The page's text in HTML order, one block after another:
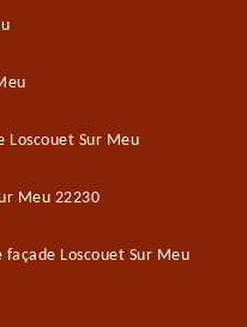
Loscouet Sur Meu
Meu 22230
Loscouet Sur Meu